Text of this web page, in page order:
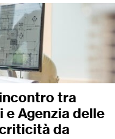
tra
Agenzia delle
da